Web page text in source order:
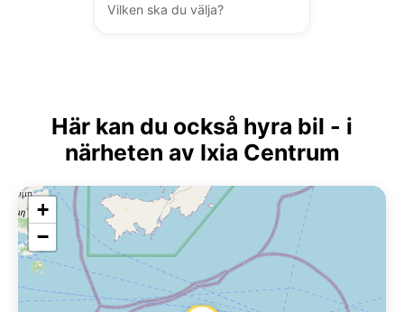
Vilken ska du välja?
Här kan du också hyra bil - i
närheten av Ixia Centrum
+
−